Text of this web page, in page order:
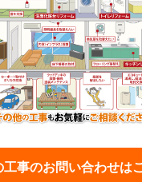
工事のお問い合わせ